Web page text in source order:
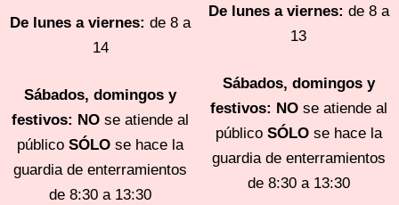
De lunes a viernes: de 8 a
14
Sábados, domingos y
festivos: NO se atiende al
públicoSÓLO se hace la
guardia de enterramientos
de 8:30 a 13:30
De lunes a viernes: de 8 a
13
Sábados, domingos y
festivos: NOse atiende al
público SÓLOse hace la
guardia de enterramientos
de 8:30 a 13:30